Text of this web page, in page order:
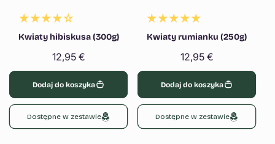
Kwiaty hibiskusa (300g)
Cena
regularna
12,95 €
Dodaj do koszyka
Dostępne w zestawie
Kwiaty rumianku (250g)
Cena
regularna
12,95 €
Dodaj do koszyka
Dostępne w zestawie